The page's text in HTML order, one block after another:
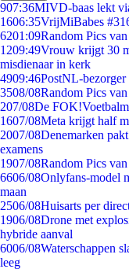
907:36MIVD-baas lekt
1606:35VrijMiBabes
6201:09Random Pics
1209:49Vrouw krijgt 30
misdienaar in kerk
4909:46PostNL-bezorger
3508/08Random Pics
207/08De
1607/08Meta krijgt half
2007/08Denemarken
examens
1907/08Random Pics
6606/08Onlyfans-model
maan
2506/08Huisarts per
1906/08Drone met
hybride aanval
6006/08Waterschappen
leeg